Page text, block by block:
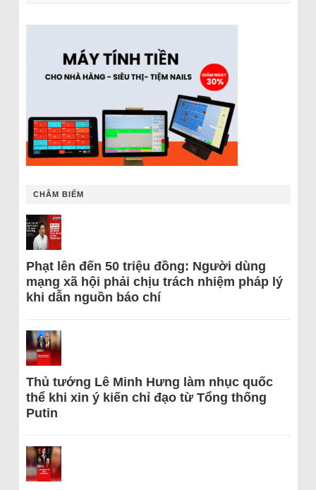
CHÂM BIẾM
Phạt lên đến 50 triệu đồng: Người dùng
mạng xã hội phải chịu trách nhiệm pháp lý
khi dẫn nguồn báo chí
Thủ tướng Lê Minh Hưng làm nhục quốc
thể khi xin ý kiến chỉ đạo từ Tổng thống
Putin